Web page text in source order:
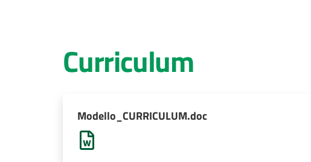
Curriculum
Modello_CURRICULUM.doc